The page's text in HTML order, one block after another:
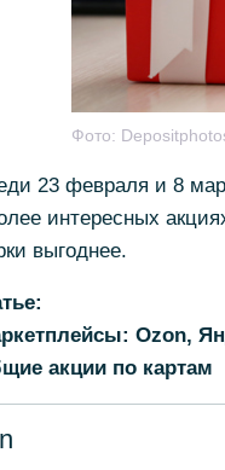
Фото:
23 февраля и 8
интересных
выгоднее.
Ozon,
акции по картам